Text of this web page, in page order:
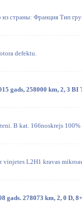
страны: Франция Тип
defektu.
gads, 258000 km, 2, 3 BI
B kat. 166noskrejs
vinjetes L2H1 kravas
gads. 278073 km, 2, 0 D,